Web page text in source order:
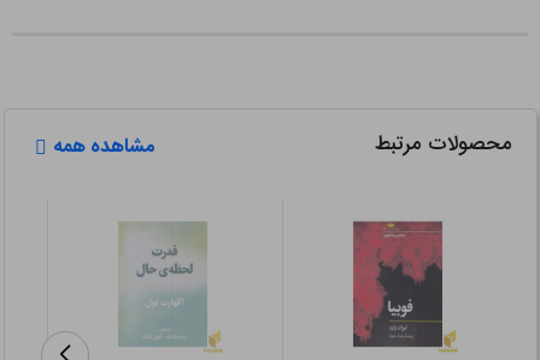
محصولات مرتبط مشاهده همه